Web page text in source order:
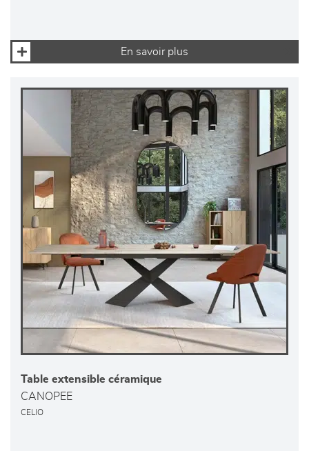
En savoir plus
Table extensible céramique
CANOPEE
CELIO